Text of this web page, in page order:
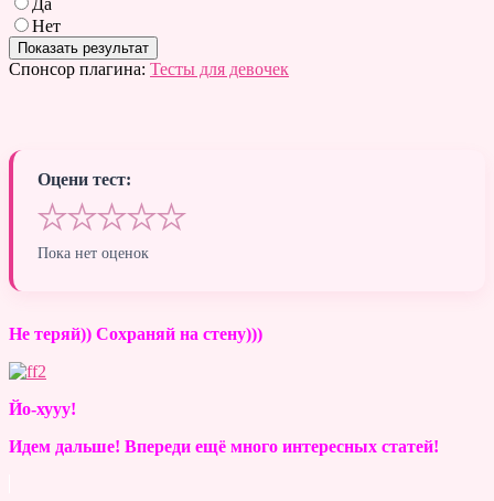
Да
Нет
Спонсор плагина: Тесты для девочек
Оцени тест:
★★★★★
Пока нет оценок
Не теряй)) Сохраняй на стену)))
Йо-хууу!
Идем дальше! Впереди ещё много интересных статей!